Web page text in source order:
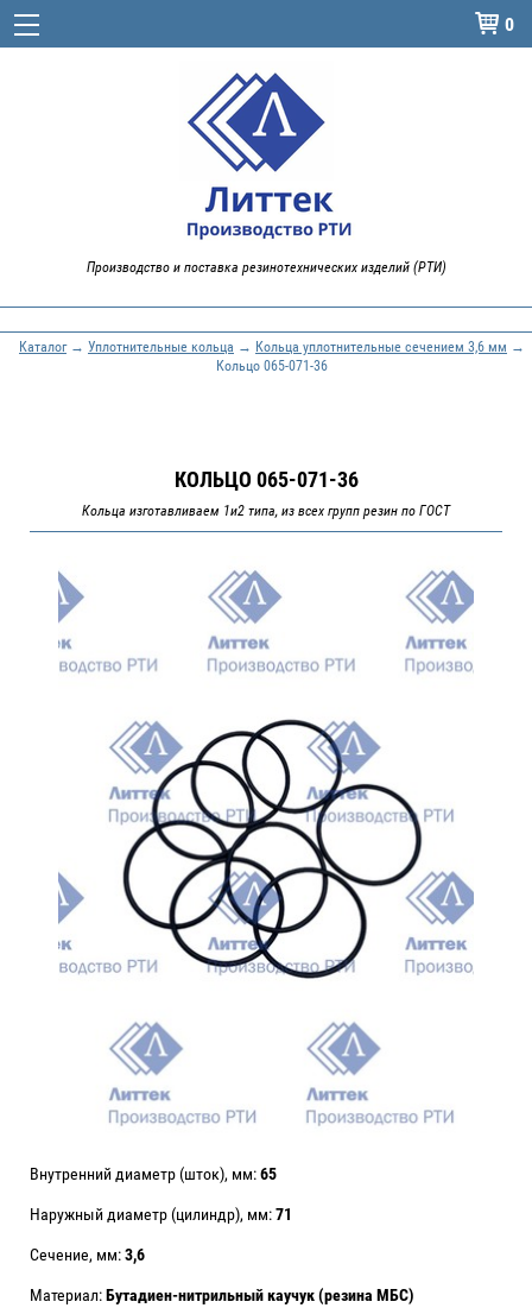
 0
Производство и поставка резинотехнических изделий (РТИ)
Каталог→ Уплотнительные кольца → Кольца уплотнительные сечением 3,6 мм →
Кольцо 065-071-36
КОЛЬЦО 065-071-36
Кольца изготавливаем 1и2 типа, из всех групп резин по ГОСТ
Внутренний диаметр (шток), мм:65
Наружный диаметр (цилиндр), мм:71
Сечение, мм:3,6
Материал:Бутадиен-нитрильный каучук (резина МБС)